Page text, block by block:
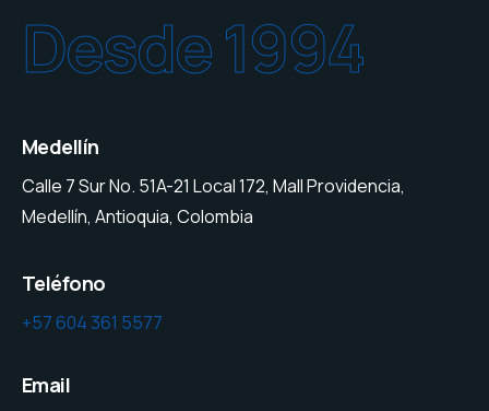
Desde 1994
Medellín
Calle 7 Sur No. 51A-21 Local 172, Mall Providencia,
Medellín, Antioquia, Colombia
Teléfono
+57 604 361 5577
Email